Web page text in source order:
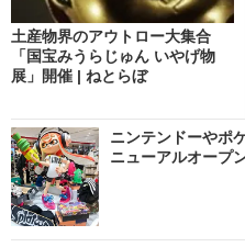
土産物界のアウトロー大集合
「国宝みうらじゅん いやげ物
展」開催 | ねとらぼ
ニンテンドーやポ
ニューアルオープ